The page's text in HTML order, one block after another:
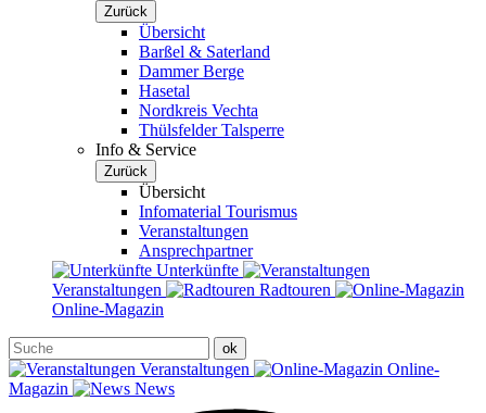
Zurück
Übersicht
Barßel & Saterland
Dammer Berge
Hasetal
Nordkreis Vechta
Thülsfelder Talsperre
Info & Service
Zurück
Übersicht
Infomaterial Tourismus
Veranstaltungen
Ansprechpartner
Unterkünfte
Veranstaltungen
Radtouren
Online-Magazin
Veranstaltungen
Online-
Magazin
News